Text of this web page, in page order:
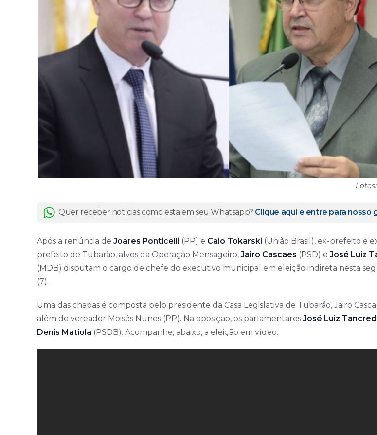
Quer receber notícias como esta em seu Whatsapp? Clique aqui e entre para nosso
Após a renúncia de Joares Ponticelli (PP) e Caio Tokarski (União Brasil), ex-prefeito e
prefeito de Tubarão, alvos da Operação Mensageiro, Jairo Cascaes (PSD) e José Luiz
(MDB) disputam o cargo de chefe do executivo municipal em eleição indireta nesta
(7).
Uma das chapas é composta pelo presidente da Casa Legislativa de Tubarão, Jairo
além do vereador Moisés Nunes (PP). Na oposição, os parlamentares José Luiz
Denis Matiola (PSDB). Acompanhe, abaixo, a eleição em vídeo: